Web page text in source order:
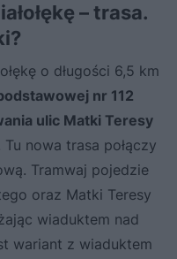
– trasa.
o długości 6,5 km
nr 112
ulic Matki Teresy
Tu nowa trasa połączy
Tramwaj pojedzie
oraz Matki Teresy
wiaduktem nad
wariant z wiaduktem